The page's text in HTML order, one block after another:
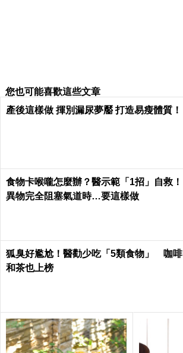
您也可能喜歡這些文章
產後這樣做 揮別漏尿夢靨 打造易瘦體質！
食物卡喉嚨怎麼辦？醫示範「1招」自救！
異物完全阻塞氣道時…要這樣做
狐臭好尷尬！醫勸少吃「5類食物」 咖啡
和茶也上榜